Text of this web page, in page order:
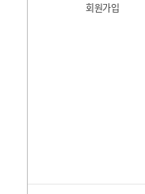
회원가입